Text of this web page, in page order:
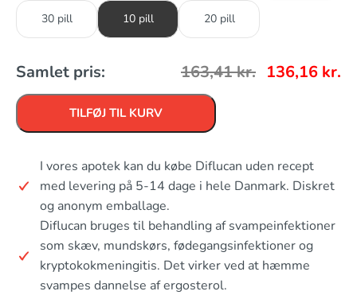
30 pill 10 pill 20 pill
Samlet pris: 163,41kr. 136,16 kr.
TILFØJ TIL KURV
I vores apotek kan du købe Diflucan uden recept
med levering på 5-14 dage i hele Danmark. Diskret
og anonym emballage.
Diflucan bruges til behandling af svampeinfektioner
som skæv, mundskørs, fødegangsinfektioner og
kryptokokmeningitis. Det virker ved at hæmme
svampes dannelse af ergosterol.